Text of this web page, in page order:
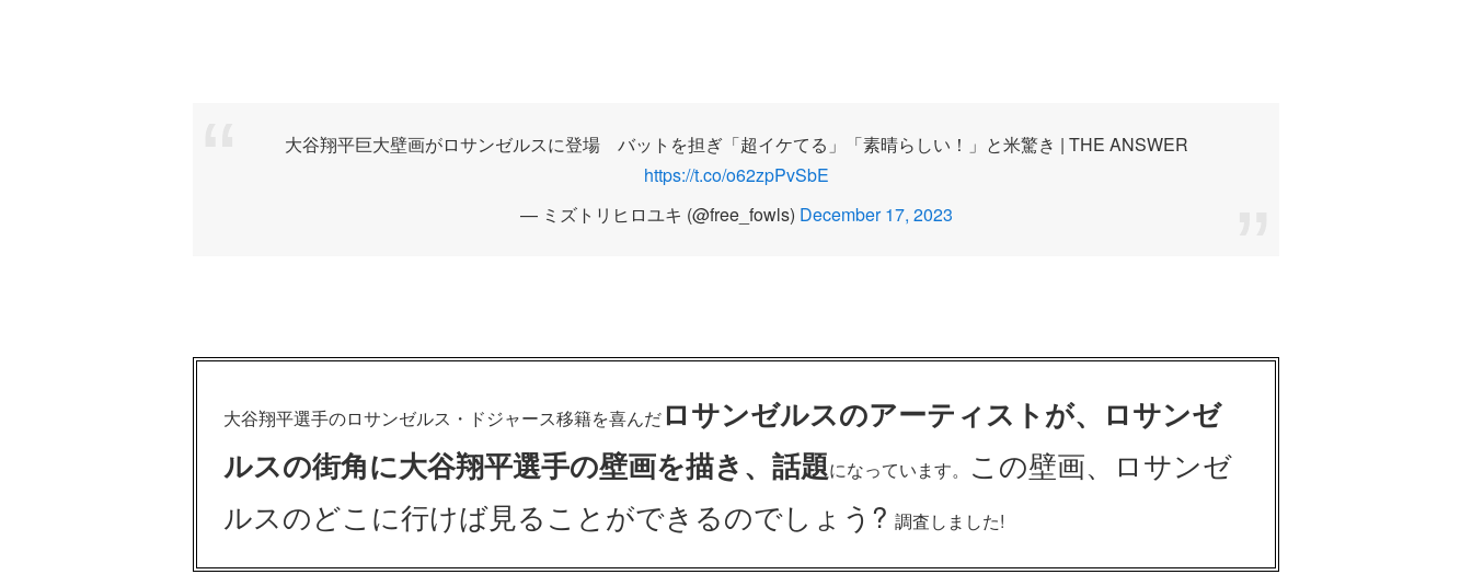
大谷翔平巨大壁画がロサンゼルスに登場 バットを担ぎ「超イケてる」「素晴らしい！」と米驚き | THE ANSWER
https://t.co/o62zpPvSbE
— ミズトリヒロユキ (@free_fowls) December 17, 2023
大谷翔平選手のロサンゼルス・ドジャース移籍を喜んだ ロサンゼルスのアーティストが、ロサンゼ
ルスの街角に大谷翔平選手の壁画を描き、話題になっています。
この壁画、ロサンゼ
ルスのどこに行けば見ることができるのでしょう? 調査しました!